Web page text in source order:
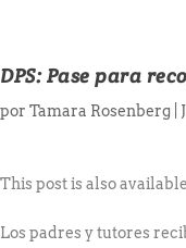
DPS: Pase para
por Tamara Rosenberg
This post is also
Los padres y tutores